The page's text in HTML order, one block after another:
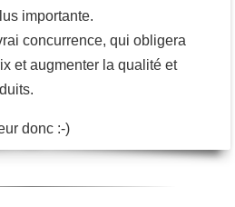
importante.
concurrence, qui obligera
et augmenter la qualité et
donc :-)